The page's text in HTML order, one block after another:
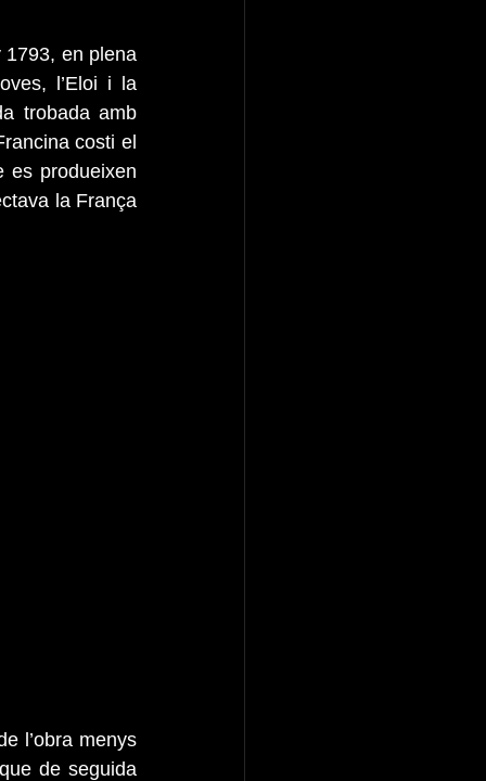
1793, en plena
l’Eloi i la
trobada amb
costi el
es produeixen
la França
l’obra menys
de seguida